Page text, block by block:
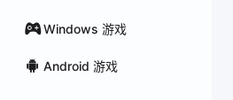
Windows 游戏
Android 游戏